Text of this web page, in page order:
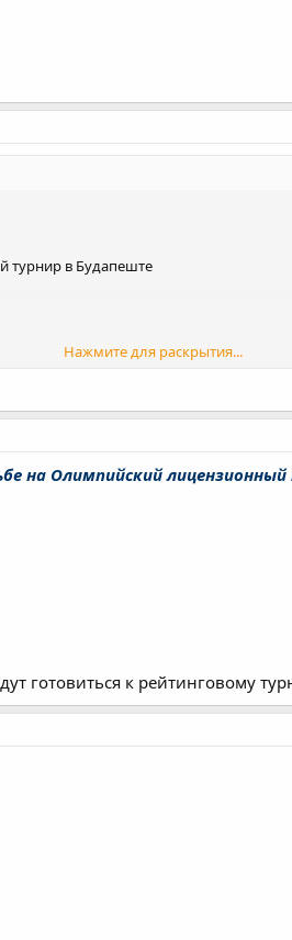
Tony Rotundo)
турнир в Будапеште
Нажмите для раскрытия...
на Олимпийский
готовиться к рейтинговому